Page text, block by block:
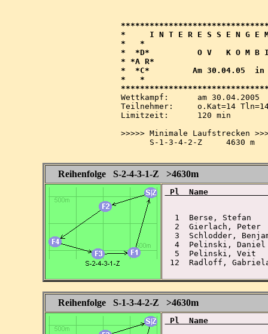
*     I N T E R E S S E N G E
*   *
*  *D*          O V   K O M B
* *A R*
*  *C*         Am 30.04.05  in
*   *
Wettkampf:  	am 30.04.2005   ab 14.30 Uhr   im 80-m-Band
Teilnehmer: 	o.Kat=14 Tln=14 +Hel=18
Limitzeit:  	120 min
>>>>> Minimale Laufstrecken
      S-1-3-4-2-Z     4630 m
Reihenfolge S-2-4-3-1-Z >4630m
Pl  Name
1  Berse, Stefan
2  Gierlach, Peter
3  Schlodder,
4  Pelinski,
5  Pelinski, Veit
12  Radloff,
Reihenfolge S-1-3-4-2-Z >4630m
Pl  Name